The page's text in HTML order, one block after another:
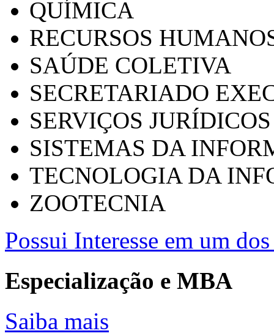
QUÍMICA
RECURSOS
SAÚDE COLETIVA
SECRETARIADO
SERVIÇOS
SISTEMAS DA
TECNOLOGIA DA
ZOOTECNIA
Possui Interesse em um
Especialização e MBA
Saiba mais